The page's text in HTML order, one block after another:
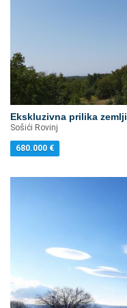
Ekskluzivna prilika
Sošići Rovinj
680.000 €